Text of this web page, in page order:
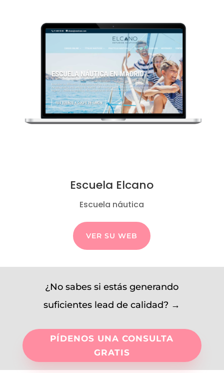
Escuela Elcano
Escuela náutica
VER SU WEB
¿No sabes si estás generando
suficientes lead de calidad? →
PÍDENOS UNA CONSULTA
GRATIS